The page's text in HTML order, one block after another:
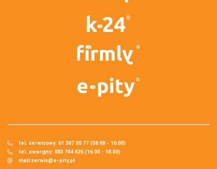
tel. serwisowy: 61 307 00 77 (08:00 - 16:00)
tel. awaryjny: 883 784 626 (16:00 - 18:00)
mail:serwis@e-pity.pl